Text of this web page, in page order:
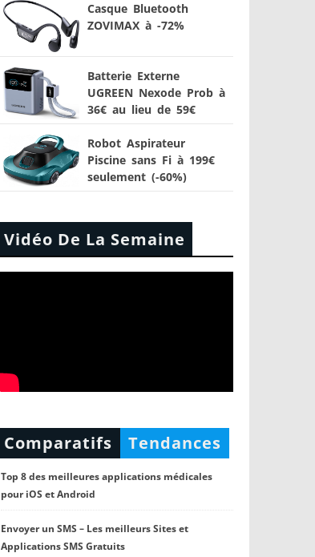
Casque Bluetooth
ZOVIMAX à -72%
Batterie Externe
UGREEN Nexode Prob à
36€ au lieu de 59€
Robot Aspirateur
Piscine sans Fi à 199€
seulement (-60%)
Vidéo De La Semaine
Comparatifs Tendances
Top 8 des meilleures applications médicales
pour iOS et Android
Envoyer un SMS – Les meilleurs Sites et
Applications SMS Gratuits